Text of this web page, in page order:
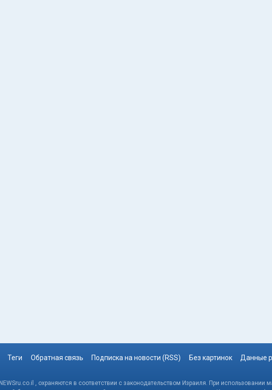
Теги Обратная связь Подписка на новости (RSS) Без картинок Данные
, охраняются в соответствии с законодательством Израиля. При использовании